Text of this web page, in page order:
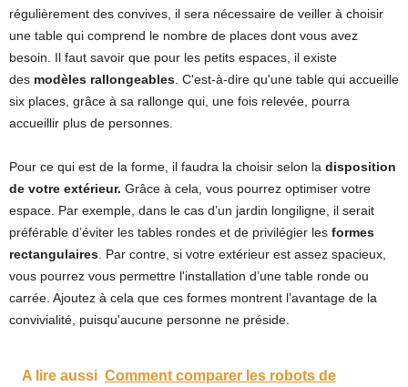
régulièrement des convives, il sera nécessaire de veiller à choisir
une table qui comprend le nombre de places dont vous avez
besoin. Il faut savoir que pour les petits espaces, il existe
des modèles rallongeables . C'est-à-dire qu'une table qui accueille
six places, grâce à sa rallonge qui, une fois relevée, pourra
accueillir plus de personnes.
Pour ce qui est de la forme, il faudra la choisir selon la disposition
de votre extérieur. Grâce à cela, vous pourrez optimiser votre
espace. Par exemple, dans le cas d’un jardin longiligne, il serait
préférable d’éviter les tables rondes et de privilégier les formes
rectangulaires . Par contre, si votre extérieur est assez spacieux,
vous pourrez vous permettre l'installation d’une table ronde ou
carrée. Ajoutez à cela que ces formes montrent l’avantage de la
convivialité, puisqu'aucune personne ne préside.
A lire aussi Comment comparer les robots de